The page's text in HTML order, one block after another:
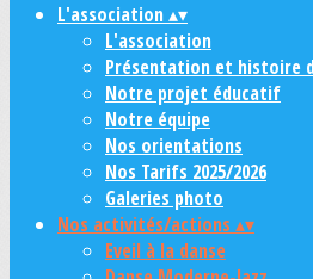
L'association▴▾
L'association
Présentation et histoire
Notre projet éducatif
Notre équipe
Nos orientations
Nos Tarifs 2025/2026
Galeries photo
Nos activités/actions ▴▾
Eveil à la danse